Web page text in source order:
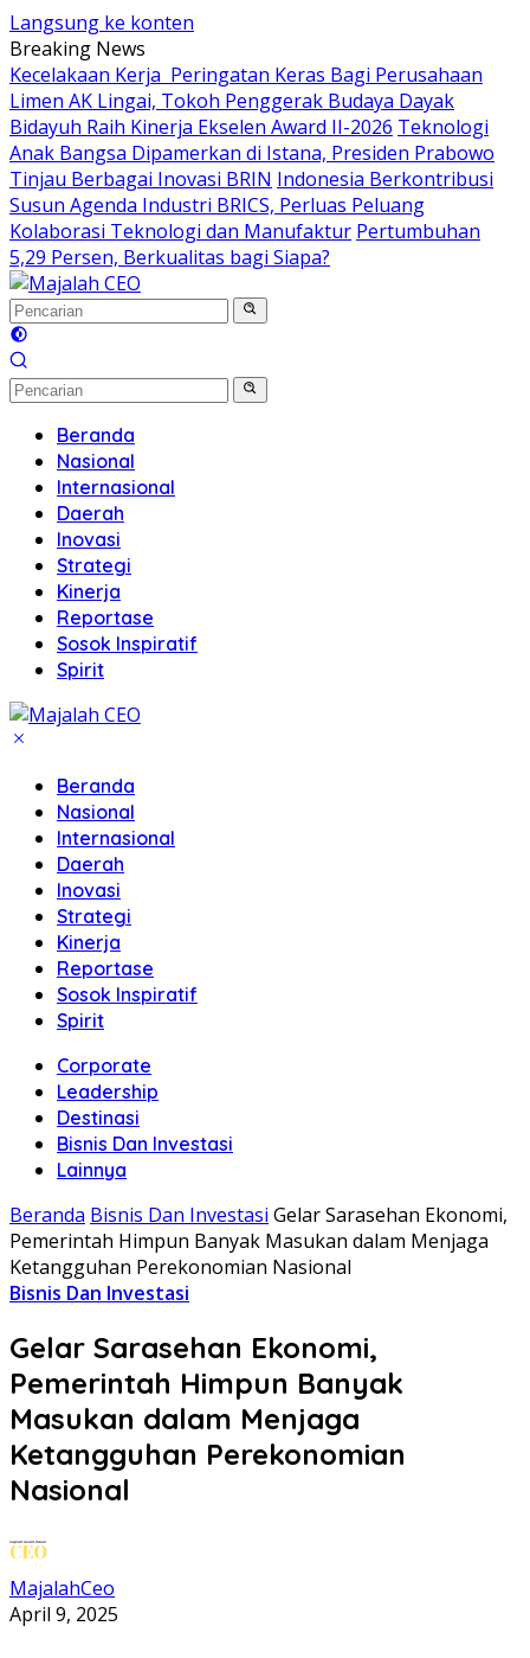
Langsung ke konten
Breaking News
Kecelakaan Kerja Peringatan Keras Bagi Perusahaan
Limen AK Lingai, Tokoh Penggerak Budaya Dayak
Bidayuh Raih Kinerja Ekselen Award II-2026 Teknologi
Anak Bangsa Dipamerkan di Istana, Presiden Prabowo
Tinjau Berbagai Inovasi BRIN Indonesia Berkontribusi
Susun Agenda Industri BRICS, Perluas Peluang
Kolaborasi Teknologi dan Manufaktur Pertumbuhan
5,29 Persen, Berkualitas bagi Siapa?
Beranda
Nasional
Internasional
Daerah
Inovasi
Strategi
Kinerja
Reportase
Sosok Inspiratif
Spirit
Beranda
Nasional
Internasional
Daerah
Inovasi
Strategi
Kinerja
Reportase
Sosok Inspiratif
Spirit
Corporate
Leadership
Destinasi
Bisnis Dan Investasi
Lainnya
Beranda Bisnis Dan Investasi Gelar Sarasehan Ekonomi,
Pemerintah Himpun Banyak Masukan dalam Menjaga
Ketangguhan Perekonomian Nasional
Bisnis Dan Investasi
Gelar Sarasehan Ekonomi,
Pemerintah Himpun Banyak
Masukan dalam Menjaga
Ketangguhan Perekonomian
Nasional
MajalahCeo
April 9, 2025